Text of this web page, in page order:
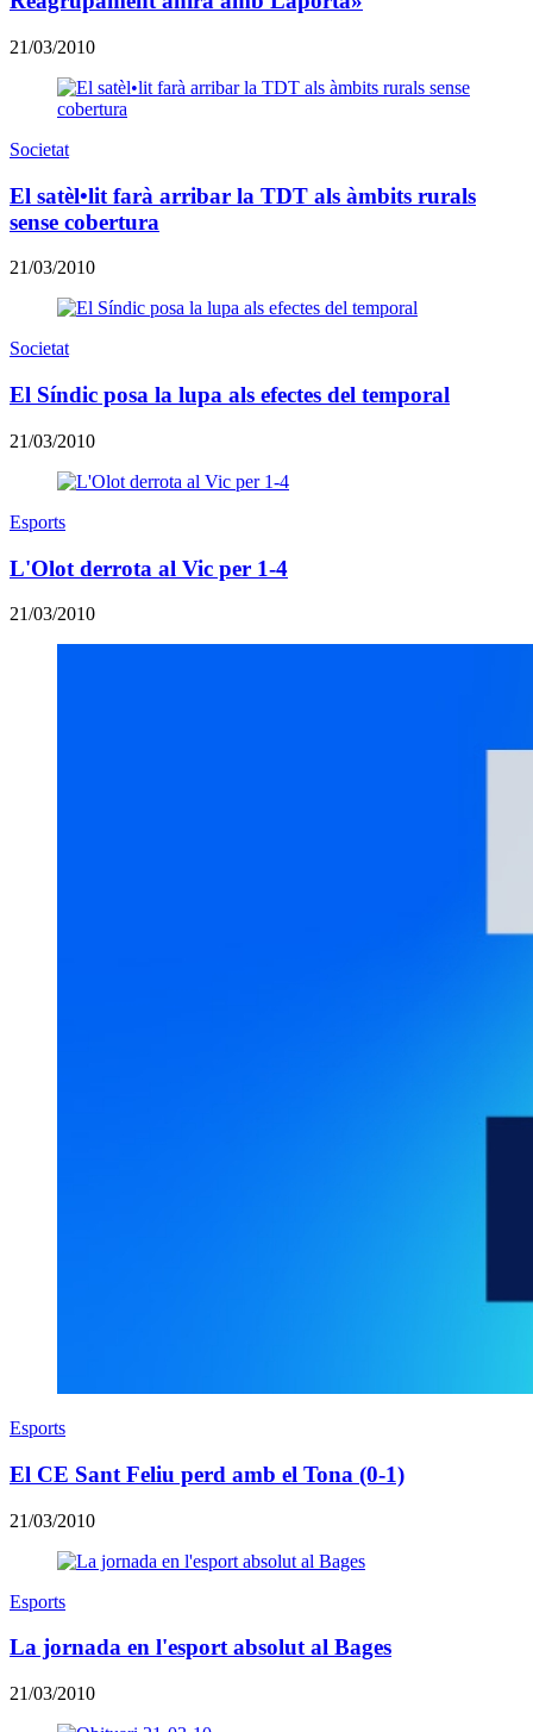
21/03/2010
Societat
El satèl•lit farà arribar la TDT als àmbits rurals
sense cobertura
21/03/2010
Societat
El Síndic posa la lupa als efectes del temporal
21/03/2010
Esports
L'Olot derrota al Vic per 1-4
21/03/2010
Esports
El CE Sant Feliu perd amb el Tona (0-1)
21/03/2010
Esports
La jornada en l'esport absolut al Bages
21/03/2010